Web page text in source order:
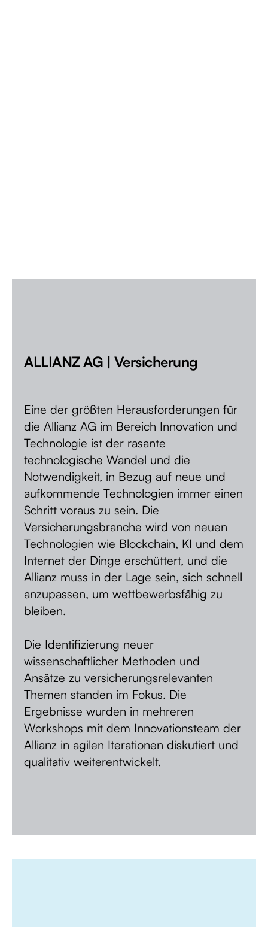
ALLIANZ AG | Versicherung
Eine der größten Herausforderungen für
die Allianz AG im Bereich Innovation und
Technologie ist der rasante
technologische Wandel und die
Notwendigkeit, in Bezug auf neue und
aufkommende Technologien immer einen
Schritt voraus zu sein. Die
Versicherungsbranche wird von neuen
Technologien wie Blockchain, KI und dem
Internet der Dinge erschüttert, und die
Allianz muss in der Lage sein, sich schnell
anzupassen, um wettbewerbsfähig zu
bleiben.
Die Identifizierung neuer
wissenschaftlicher Methoden und
Ansätze zu versicherungsrelevanten
Themen standen im Fokus. Die
Ergebnisse wurden in mehreren
Workshops mit dem Innovationsteam der
Allianz in agilen Iterationen diskutiert und
qualitativ weiterentwickelt.